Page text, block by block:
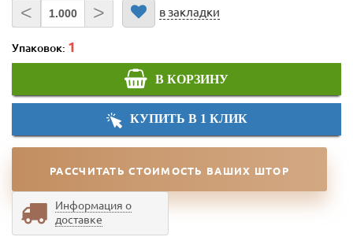
< > в закладки
Упаковок:
В КОРЗИНУ
КУПИТЬ В 1 КЛИК
РАССЧИТАТЬ СТОИМОСТЬ ВАШИХ ШТОР
Информация о
доставке